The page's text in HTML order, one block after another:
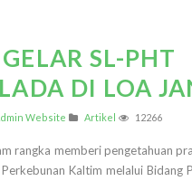
SL-PHT
DI LOA
Website Artikel 12266
rangka memberi pengetahuan
Kaltim melalui Bidang